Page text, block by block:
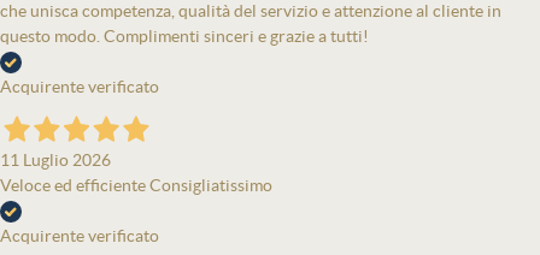
che unisca competenza, qualità del servizio e attenzione al cliente in
questo modo. Complimenti sinceri e grazie a tutti!
Acquirente verificato
11 Luglio 2026
Veloce ed efficiente Consigliatissimo
Acquirente verificato